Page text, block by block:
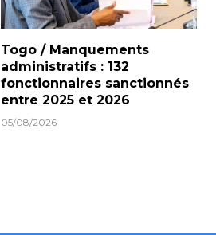
Togo / Manquements
administratifs : 132
fonctionnaires sanctionnés
entre 2025 et 2026
05/08/2026